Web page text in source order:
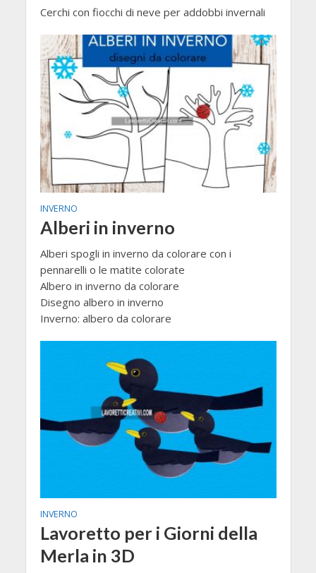
Cerchi con fiocchi di neve per addobbi invernali
INVERNO
Alberi in inverno
Alberi spogli in inverno da colorare con i
pennarelli o le matite colorate
Albero in inverno da colorare
Disegno albero in inverno
Inverno: albero da colorare
INVERNO
Lavoretto per i Giorni della
Merla in 3D